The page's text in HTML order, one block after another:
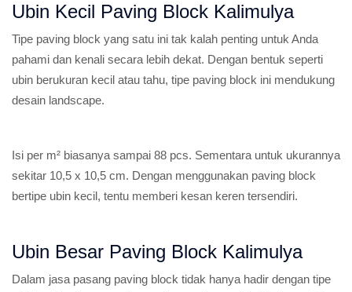
Ubin Kecil Paving Block Kalimulya
Tipe paving block yang satu ini tak kalah penting untuk Anda
pahami dan kenali secara lebih dekat. Dengan bentuk seperti
ubin berukuran kecil atau tahu, tipe paving block ini mendukung
desain landscape.
Isi per m² biasanya sampai 88 pcs. Sementara untuk ukurannya
sekitar 10,5 x 10,5 cm. Dengan menggunakan paving block
bertipe ubin kecil, tentu memberi kesan keren tersendiri.
Ubin Besar Paving Block Kalimulya
Dalam jasa pasang paving block tidak hanya hadir dengan tipe